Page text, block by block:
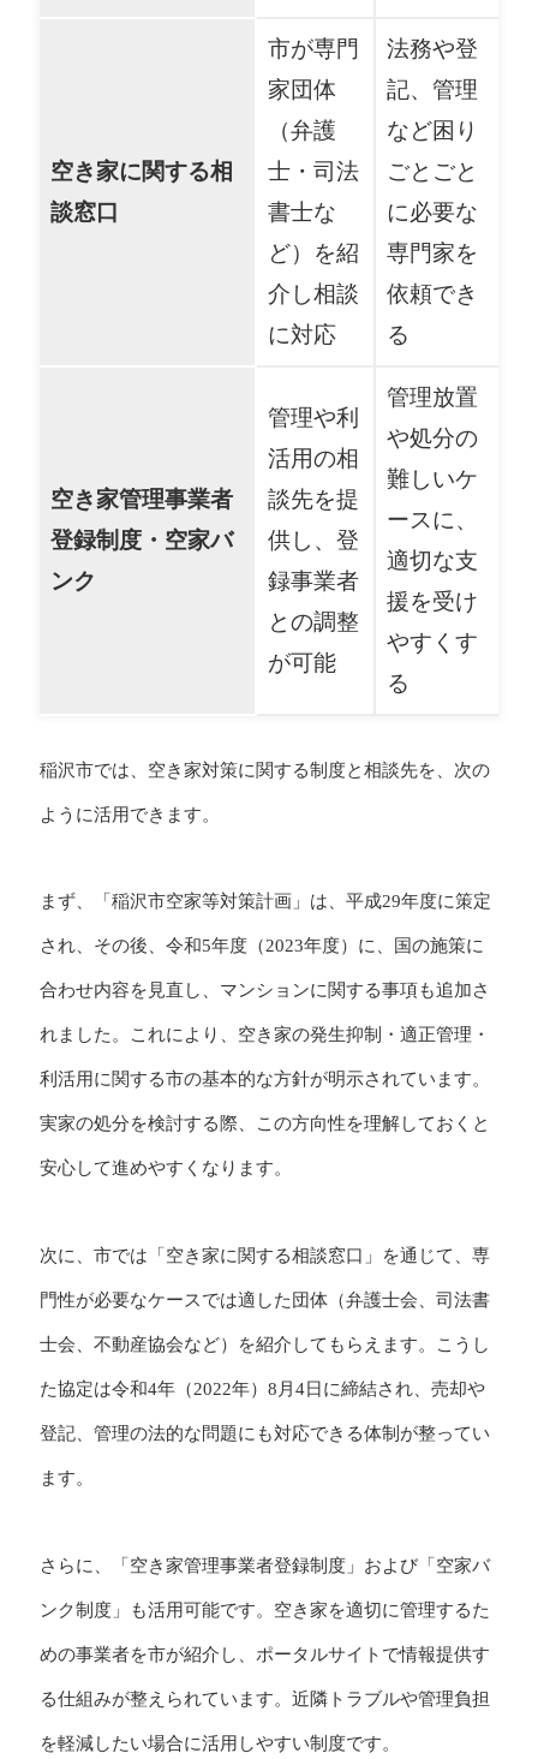
空き家に関する相
談窓口
市が専門
家団体
（弁護
士・司法
書士な
ど）を紹
介し相談
に対応
法務や登
記、管理
など困り
ごとごと
に必要な
専門家を
依頼でき
る
空き家管理事業者
登録制度・空家バ
ンク
管理や利
活用の相
談先を提
供し、登
録事業者
との調整
が可能
管理放置
や処分の
難しいケ
ースに、
適切な支
援を受け
やすくす
る
稲沢市では、空き家対策に関する制度と相談先を、次の
ように活用できます。
まず、「稲沢市空家等対策計画」は、平成29年度に策定
され、その後、令和5年度（2023年度）に、国の施策に
合わせ内容を見直し、マンションに関する事項も追加さ
れました。これにより、空き家の発生抑制・適正管理・
利活用に関する市の基本的な方針が明示されています。
実家の処分を検討する際、この方向性を理解しておくと
安心して進めやすくなります。
次に、市では「空き家に関する相談窓口」を通じて、専
門性が必要なケースでは適した団体（弁護士会、司法書
士会、不動産協会など）を紹介してもらえます。こうし
た協定は令和4年（2022年）8月4日に締結され、売却や
登記、管理の法的な問題にも対応できる体制が整ってい
ます。
さらに、「空き家管理事業者登録制度」および「空家バ
ンク制度」も活用可能です。空き家を適切に管理するた
めの事業者を市が紹介し、ポータルサイトで情報提供す
る仕組みが整えられています。近隣トラブルや管理負担
を軽減したい場合に活用しやすい制度です。